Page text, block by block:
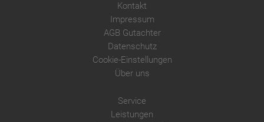
Kontakt
Impressum
AGB Gutachter
Datenschutz
Cookie-Einstellungen
Über uns
Service
Leistungen